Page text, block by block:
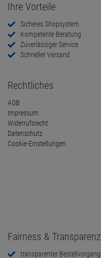
Ihre Vorteile
Sicheres Shopsystem
Kompetente Beratung
Zuverlässiger Service
Schneller Versand
Rechtliches
AGB
Impressum
Widerrufsrecht
Datenschutz
Cookie-Einstellungen
Fairness & Transparenz
transparenter Bestellvorgang